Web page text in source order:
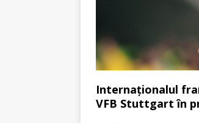
Internaționalul
VFB Stuttgart în